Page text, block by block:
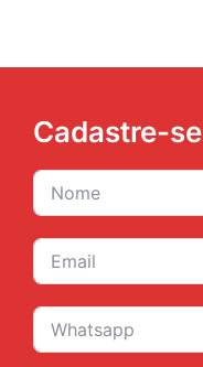
Cadastre-se